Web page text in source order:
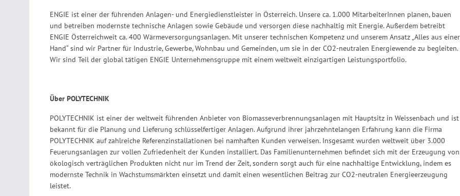
ENGIE ist einer der führenden Anlagen- und Energiedienstleister in Österreich. Unsere ca. 1.000 MitarbeiterInnen planen, bauen
und betreiben modernste technische Anlagen sowie Gebäude und versorgen diese nachhaltig mit Energie. Außerdem betreibt
ENGIE Österreichweit ca. 400 Wärmeversorgungsanlagen. Mit unserer technischen Kompetenz und unserem Ansatz „Alles aus einer
Hand“ sind wir Partner für Industrie, Gewerbe, Wohnbau und Gemeinden, um sie in der CO2-neutralen Energiewende zu begleiten.
Wir sind Teil der global tätigen ENGIE Unternehmensgruppe mit einem weltweit einzigartigen Leistungsportfolio.
Über POLYTECHNIK
POLYTECHNIK ist einer der weltweit führenden Anbieter von Biomasseverbrennungsanlagen mit Hauptsitz in Weissenbach und ist
bekannt für die Planung und Lieferung schlüsselfertiger Anlagen. Aufgrund ihrer jahrzehntelangen Erfahrung kann die Firma
POLYTECHNIK auf zahlreiche Referenzinstallationen bei namhaften Kunden verweisen. Insgesamt wurden weltweit über 3.000
Feuerungsanlagen zur vollen Zufriedenheit der Kunden installiert. Das Familienunternehmen befindet sich mit der Erzeugung von
ökologisch verträglichen Produkten nicht nur im Trend der Zeit, sondern sorgt auch für eine nachhaltige Entwicklung, indem es
modernste Technik in Wachstumsmärkten einsetzt und damit einen wesentlichen Beitrag zur CO2-neutralen Energieerzeugung
leistet.